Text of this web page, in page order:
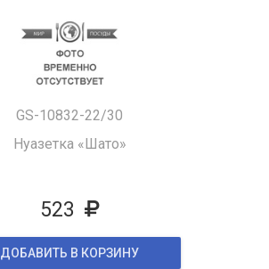
GS-10832-22/30
Нуазетка «Шато»
523
ДОБАВИТЬ В КОРЗИНУ